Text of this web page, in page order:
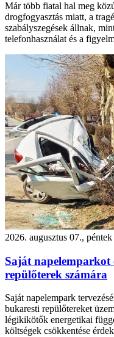
Már több fiatal hal meg
drogfogyasztás miatt, a
szabályszegések állnak,
telefonhasználat és a
2026. augusztus 07., péntek
Saját napelemparkot
repülőterek számára
Saját napelempark
bukaresti repülőtereket
légikikötők energetikai
költségek csökkentése